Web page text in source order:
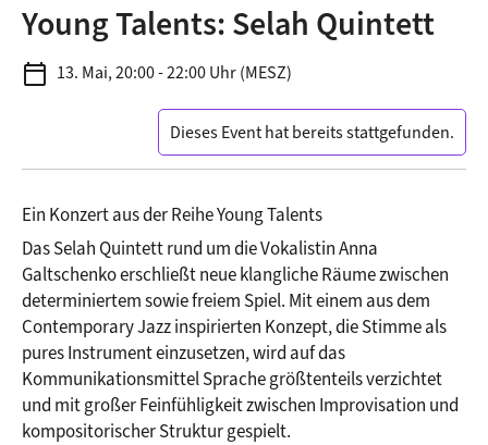
Young Talents: Selah Quintett
calendar_today 13. Mai, 20:00 - 22:00 Uhr (MESZ)
Dieses Event hat bereits stattgefunden.
Ein Konzert aus der Reihe Young Talents
Das Selah Quintett rund um die Vokalistin Anna
Galtschenko erschließt neue klangliche Räume zwischen
determiniertem sowie freiem Spiel. Mit einem aus dem
Contemporary Jazz inspirierten Konzept, die Stimme als
pures Instrument einzusetzen, wird auf das
Kommunikationsmittel Sprache größtenteils verzichtet
und mit großer Feinfühligkeit zwischen Improvisation und
kompositorischer Struktur gespielt.